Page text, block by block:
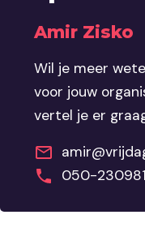
Amir Zisko
Wil je meer
voor jouw
vertel je er
050-